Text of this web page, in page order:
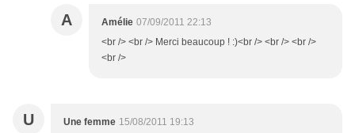
A Amélie 07/09/2011 22:13
<br /> <br /> Merci beaucoup ! :)<br /> <br /> <br />
<br />
U Une femme 15/08/2011 19:13